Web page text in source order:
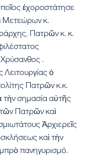
ἐχοροστάτησε
Μετεώρων κ.
Πατρῶν κ. κ.
.
ὁ
Πατρῶν κ.κ.
τὴν σημασία αὐτῆς
Πατρῶν καὶ
Ἀρχιερεῖς
καὶ τὴν
πανηγυρισμό.